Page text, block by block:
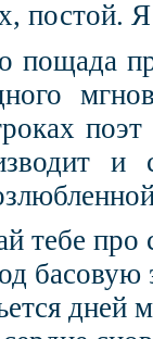
постой. Я
пощада
и
тебе про
басовую
дней